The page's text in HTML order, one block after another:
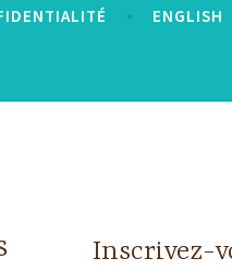
ENGLISH
Inscrivez-